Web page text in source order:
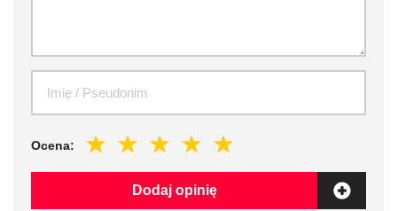
Ocena:
Dodaj opinię